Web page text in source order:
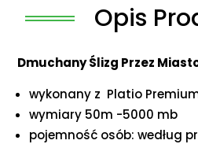
Opis
Dmuchany Ślizg Przez
wykonany z Platio
wymiary 50m -5000 mb
pojemność osób: według